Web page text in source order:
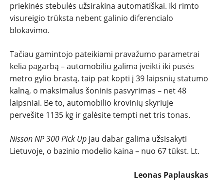
priekinės stebulės užsirakina automatiškai. Iki rimto
visureigio trūksta nebent galinio diferencialo
blokavimo.
Tačiau gamintojo pateikiami pravažumo parametrai
kelia pagarbą – automobiliu galima įveikti iki pusės
metro gylio brastą, taip pat kopti į 39 laipsnių statumo
kalną, o maksimalus šoninis pasvyrimas – net 48
laipsniai. Be to, automobilio krovinių skyriuje
pervešite 1135 kg ir galėsite tempti net tris tonas.
Nissan NP 300 Pick Up jau dabar galima užsisakyti
Lietuvoje, o bazinio modelio kaina – nuo 67 tūkst. Lt.
Leonas Paplauskas